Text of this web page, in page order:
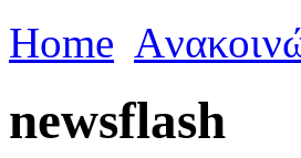
Home
newsflash